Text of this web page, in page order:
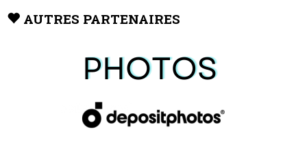
AUTRES PARTENAIRES